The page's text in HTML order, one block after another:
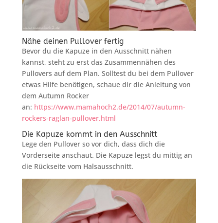
Nähe deinen Pullover fertig
Bevor du die Kapuze in den Ausschnitt nähen
kannst, steht zu erst das Zusammennähen des
Pullovers auf dem Plan. Solltest du bei dem Pullover
etwas Hilfe benötigen, schaue dir die Anleitung von
dem Autumn Rocker
an: https://www.mamahoch2.de/2014/07/autumn-
rockers-raglan-pullover.html
Die Kapuze kommt in den Ausschnitt
Lege den Pullover so vor dich, dass dich die
Vorderseite anschaut. Die Kapuze legst du mittig an
die Rückseite vom Halsausschnitt.